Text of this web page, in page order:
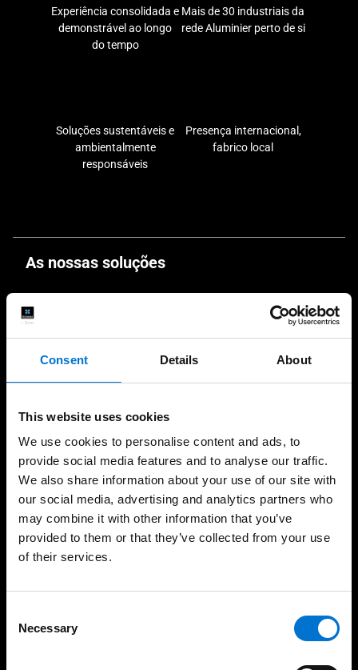
Consent Details About
This website uses cookies
We use cookies to personalise content and ads, to
provide social media features and to analyse our traffic.
We also share information about your use of our site with
our social media, advertising and analytics partners who
may combine it with other information that you’ve
provided to them or that they’ve collected from your use
of their services.
Selection
Necessary
Experiência consolidada e
demonstrável ao longo
do tempo
Mais de 30 industriais da
rede Aluminier perto de si
Soluções sustentáveis e
ambientalmente
responsáveis
Presença internacional,
fabrico local
As nossas soluções
Janelas
Janelas de correr
Vérandas
Guardas
Proteção solar
Serviços Profissionais
Arquitetos
Promotores e construtores